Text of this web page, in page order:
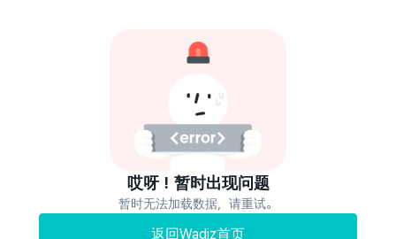
哎呀！暂时出现问题
暂时无法加载数据，请重试。
返回Wadiz首页